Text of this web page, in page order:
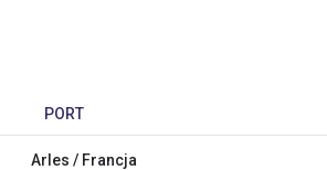
PORT
Arles / Francja